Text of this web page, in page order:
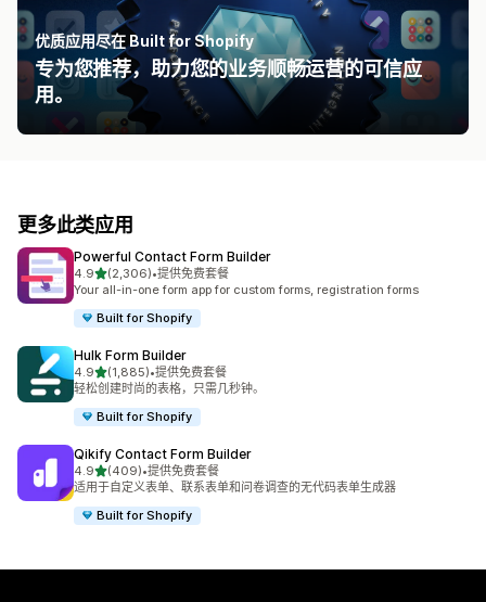
优质应用尽在 Built for Shopify
专为您推荐，助力您的业务顺畅运营的可信应
用。
更多此类应用
Powerful Contact Form Builder
4.9星（满分 5 星）
(2,306)
总共 2306 条评论
•提供免费套餐
Your all-in-one form app for custom forms, registration forms
Built for Shopify
Hulk Form Builder
4.9星（满分 5 星）
(1,885)
总共 1885 条评论
•提供免费套餐
轻松创建时尚的表格，只需几秒钟。
Built for Shopify
Qikify Contact Form Builder
4.9星（满分 5 星）
(409)
总共 409 条评论
•提供免费套餐
适用于自定义表单、联系表单和问卷调查的无代码表单生成器
Built for Shopify